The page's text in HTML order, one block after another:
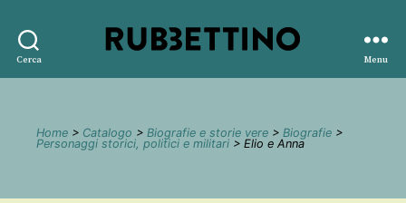
Cerca
editore
Menu
Home > Catalogo > Biografie e storie vere > Biografie >
Personaggi storici, politici e militari > Elio e Anna